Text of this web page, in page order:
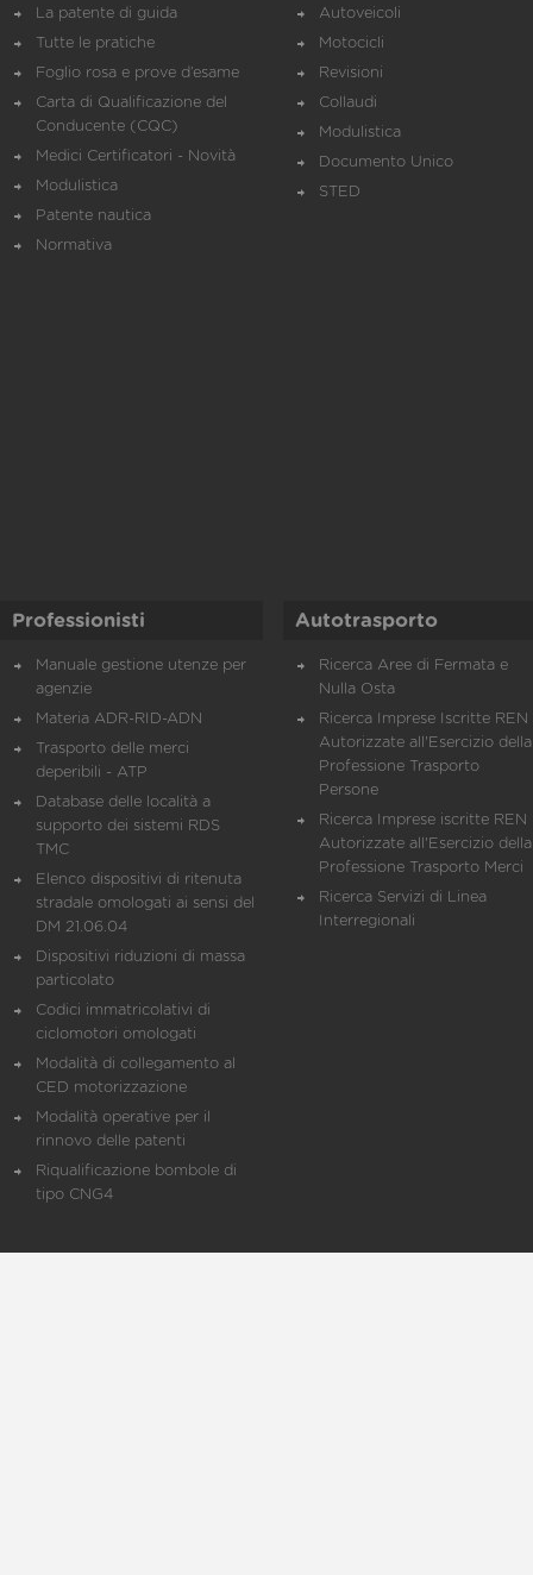
La patente di guida
Tutte le pratiche
Foglio rosa e prove d’esame
Carta di Qualificazione del
Conducente (CQC)
Medici Certificatori - Novità
Modulistica
Patente nautica
Normativa
Autoveicoli
Motocicli
Revisioni
Collaudi
Modulistica
Documento Unico
STED
Professionisti
Manuale gestione utenze per
agenzie
Materia ADR-RID-ADN
Trasporto delle merci
deperibili - ATP
Database delle località a
supporto dei sistemi RDS
TMC
Elenco dispositivi di ritenuta
stradale omologati ai sensi del
DM 21.06.04
Dispositivi riduzioni di massa
particolato
Codici immatricolativi di
ciclomotori omologati
Modalità di collegamento al
CED motorizzazione
Modalità operative per il
rinnovo delle patenti
Riqualificazione bombole di
tipo CNG4
Autotrasporto
Ricerca Aree di Fermata e
Nulla Osta
Ricerca Imprese Iscritte REN
Autorizzate all'Esercizio della
Professione Trasporto
Persone
Ricerca Imprese iscritte REN
Autorizzate all'Esercizio della
Professione Trasporto Merci
Ricerca Servizi di Linea
Interregionali